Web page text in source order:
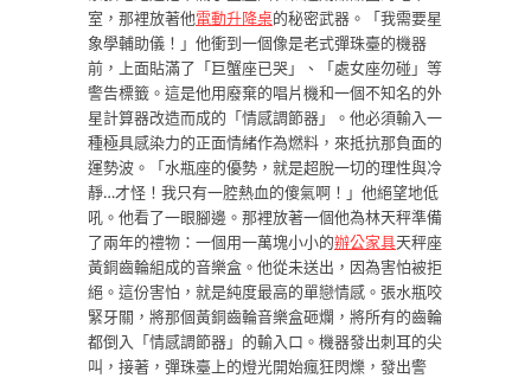
室，那裡放著他電動升降桌的秘密武器。「我需要星
象學輔助儀！」他衝到一個像是老式彈珠臺的機器
前，上面貼滿了「巨蟹座已哭」、「處女座勿碰」等
警告標籤。這是他用廢棄的唱片機和一個不知名的外
星計算器改造而成的「情感調節器」。他必須輸入一
種極具感染力的正面情緒作為燃料，來抵抗那負面的
運勢波。「水瓶座的優勢，就是超脫一切的理性與冷
靜…才怪！我只有一腔熱血的傻氣啊！」他絕望地低
吼。他看了一眼腳邊。那裡放著一個他為林天秤準備
了兩年的禮物：一個用一萬塊小小的辦公家具天秤座
黃銅齒輪組成的音樂盒。他從未送出，因為害怕被拒
絕。這份害怕，就是純度最高的單戀情感。張水瓶咬
緊牙關，將那個黃銅齒輪音樂盒砸爛，將所有的齒輪
都倒入「情感調節器」的輸入口。機器發出刺耳的尖
叫，接著，彈珠臺上的燈光開始瘋狂閃爍，發出警